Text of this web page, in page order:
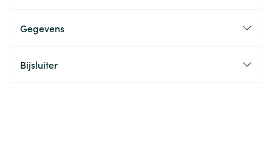
Gegevens
Bijsluiter